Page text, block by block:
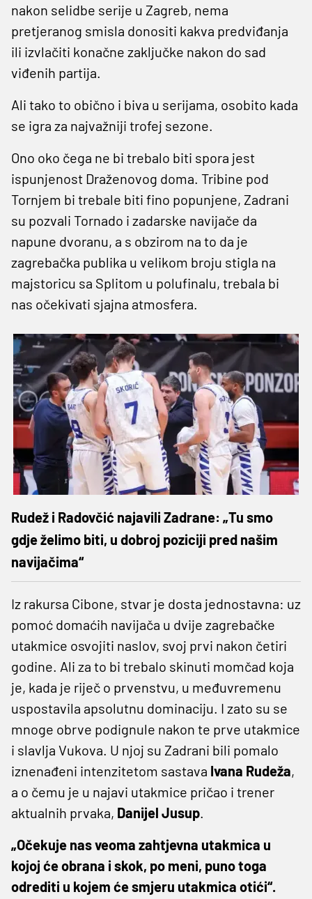
nakon selidbe serije u Zagreb, nema
pretjeranog smisla donositi kakva predviđanja
ili izvlačiti konačne zaključke nakon do sad
viđenih partija.
Ali tako to obično i biva u serijama, osobito kada
se igra za najvažniji trofej sezone.
Ono oko čega ne bi trebalo biti spora jest
ispunjenost Draženovog doma. Tribine pod
Tornjem bi trebale biti fino popunjene, Zadrani
su pozvali Tornado i zadarske navijače da
napune dvoranu, a s obzirom na to da je
zagrebačka publika u velikom broju stigla na
majstoricu sa Splitom u polufinalu, trebala bi
nas očekivati sjajna atmosfera.
Rudež i Radovčić najavili Zadrane: „Tu smo
gdje želimo biti, u dobroj poziciji pred našim
navijačima“
Iz rakursa Cibone, stvar je dosta jednostavna: uz
pomoć domaćih navijača u dvije zagrebačke
utakmice osvojiti naslov, svoj prvi nakon četiri
godine. Ali za to bi trebalo skinuti momčad koja
je, kada je riječ o prvenstvu, u međuvremenu
uspostavila apsolutnu dominaciju. I zato su se
mnoge obrve podignule nakon te prve utakmice
i slavlja Vukova. U njoj su Zadrani bili pomalo
iznenađeni intenzitetom sastava Ivana Rudeža,
a o čemu je u najavi utakmice pričao i trener
aktualnih prvaka, Danijel Jusup.
„Očekuje nas veoma zahtjevna utakmica u
kojoj će obrana i skok, po meni, puno toga
odrediti u kojem će smjeru utakmica otići“.